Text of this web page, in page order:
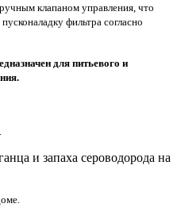
клапаном управления, что
фильтра согласно
для питьевого и
и запаха сероводорода на